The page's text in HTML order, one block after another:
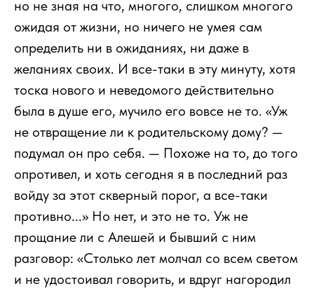
но не зная на что, многого, слишком многого
ожидая от жизни, но ничего не умея сам
определить ни в ожиданиях, ни даже в
желаниях своих. И все-таки в эту минуту, хотя
тоска нового и неведомого действительно
была в душе его, мучило его вовсе не то. «Уж
не отвращение ли к родительскому дому? —
подумал он про себя. — Похоже на то, до того
опротивел, и хоть сегодня я в последний раз
войду за этот скверный порог, а все-таки
противно...» Но нет, и это не то. Уж не
прощание ли с Алешей и бывший с ним
разговор: «Столько лет молчал со всем светом
и не удостоивал говорить, и вдруг нагородил